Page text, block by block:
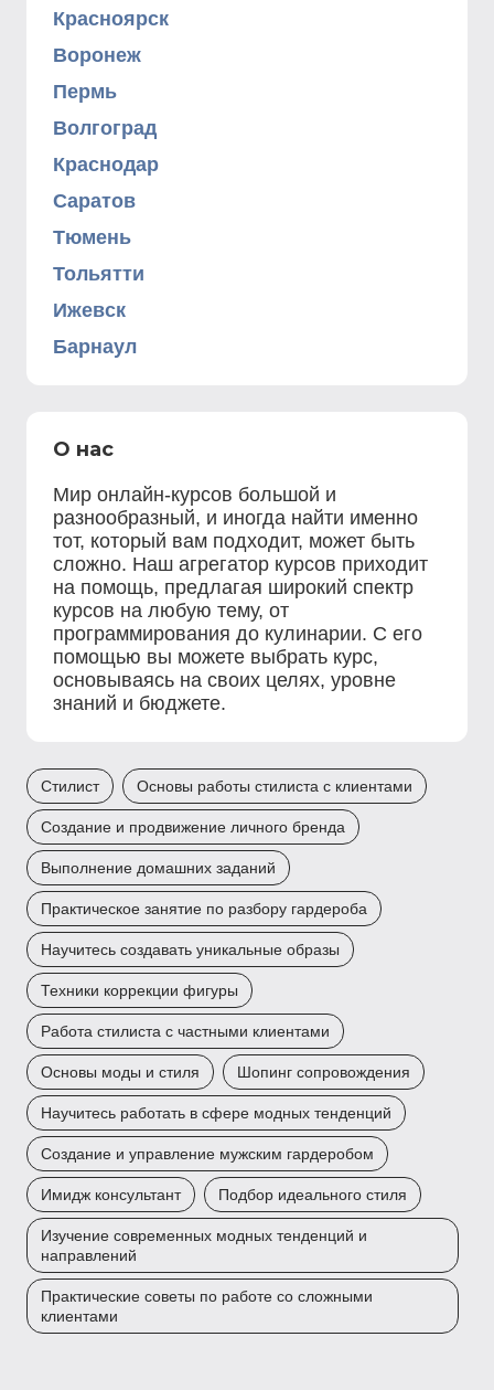
Красноярск
Воронеж
Пермь
Волгоград
Краснодар
Саратов
Тюмень
Тольятти
Ижевск
Барнаул
О нас
Мир онлайн-курсов большой и
разнообразный, и иногда найти именно
тот, который вам подходит, может быть
сложно. Наш агрегатор курсов приходит
на помощь, предлагая широкий спектр
курсов на любую тему, от
программирования до кулинарии. С его
помощью вы можете выбрать курс,
основываясь на своих целях, уровне
знаний и бюджете.
Стилист Основы работы стилиста с клиентами
Создание и продвижение личного бренда
Выполнение домашних заданий
Практическое занятие по разбору гардероба
Научитесь создавать уникальные образы
Техники коррекции фигуры
Работа стилиста с частными клиентами
Основы моды и стиля Шопинг сопровождения
Научитесь работать в сфере модных тенденций
Создание и управление мужским гардеробом
Имидж консультант Подбор идеального стиля
Изучение современных модных тенденций и
направлений
Практические советы по работе со сложными
клиентами